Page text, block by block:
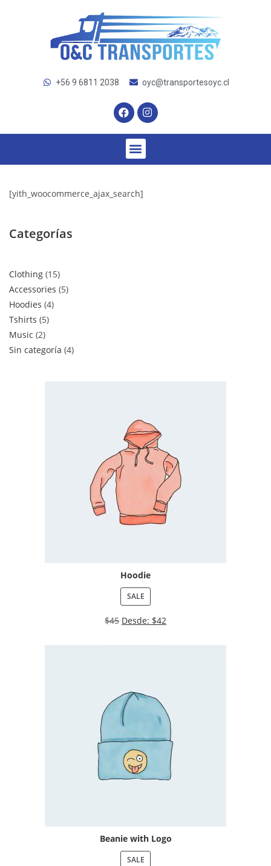
+56 9 6811 2038 oyc@transportesoyc.cl
[yith_woocommerce_ajax_search]
Categorías
Clothing 15
Accessories 5
Hoodies 4
Tshirts 5
Music 2
Sin categoría 4
Hoodie
SALE
$45 Desde: $42
Beanie with Logo
SALE